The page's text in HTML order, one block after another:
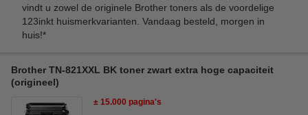
vindt u zowel de originele Brother toners als de voordelige
123inkt huismerkvarianten. Vandaag besteld, morgen in
huis!*
Brother TN-821XXL BK toner zwart extra hoge capaciteit
(origineel)
± 15.000 pagina's